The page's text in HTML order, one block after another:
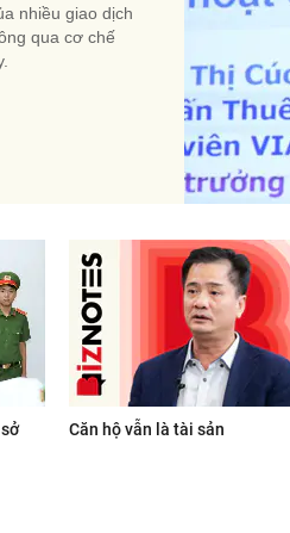
nhiều giao dịch
qua cơ chế
Căn hộ vẫn là tài sản